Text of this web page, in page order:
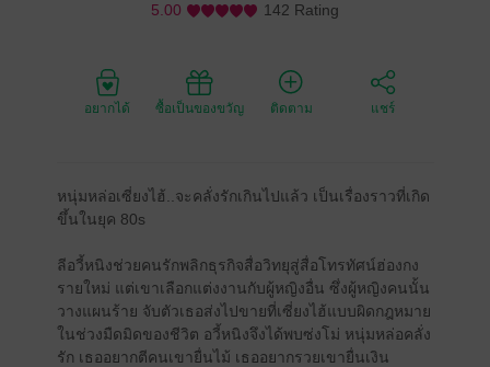
5.00 142 Rating
อยากได้ ซื้อเป็นของขวัญ ติดตาม แชร์
หนุ่มหล่อเซี่ยงไฮ้..จะคลั่งรักเกินไปแล้ว เป็นเรื่องราวที่เกิด
ขึ้นในยุค 80s
ลีอวี้หนิงช่วยคนรักพลิกธุรกิจสื่อวิทยุสู่สื่อโทรทัศน์ฮ่องกง
รายใหม่ แต่เขาเลือกแต่งงานกับผู้หญิงอื่น ซึ่งผู้หญิงคนนั้น
วางแผนร้าย จับตัวเธอส่งไปขายที่เซี่ยงไฮ้แบบผิดกฎหมาย
ในช่วงมืดมิดของชีวิต อวี้หนิงจึงได้พบซ่งโม่ หนุ่มหล่อคลั่ง
รัก เธออยากตีคนเขายื่นไม้ เธออยากรวยเขายื่นเงิน